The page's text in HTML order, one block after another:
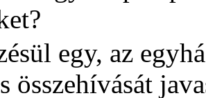
egy, az
összehívását